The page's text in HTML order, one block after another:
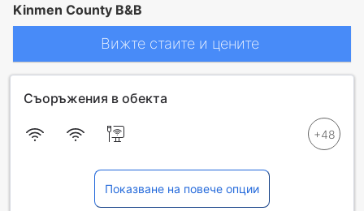
Kinmen County B&B
Вижте стаите и цените
Съоръжения в обекта
Показване на повече опции